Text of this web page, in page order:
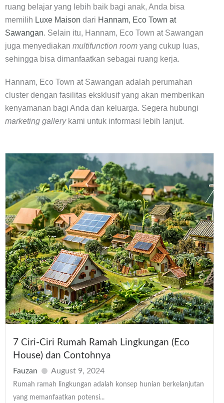
ruang belajar yang lebih baik bagi anak, Anda bisa
memilih Luxe Maison dari Hannam, Eco Town at
Sawangan. Selain itu, Hannam, Eco Town at Sawangan
juga menyediakan multifunction room yang cukup luas,
sehingga bisa dimanfaatkan sebagai ruang kerja.
Hannam, Eco Town at Sawangan adalah perumahan
cluster dengan fasilitas eksklusif yang akan memberikan
kenyamanan bagi Anda dan keluarga. Segera hubungi
marketing gallery kami untuk informasi lebih lanjut.
7 Ciri-Ciri Rumah Ramah Lingkungan (Eco
House) dan Contohnya
Fauzan August 9, 2024
Rumah ramah lingkungan adalah konsep hunian berkelanjutan
yang memanfaatkan potensi...